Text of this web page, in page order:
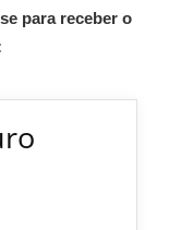
para receber o